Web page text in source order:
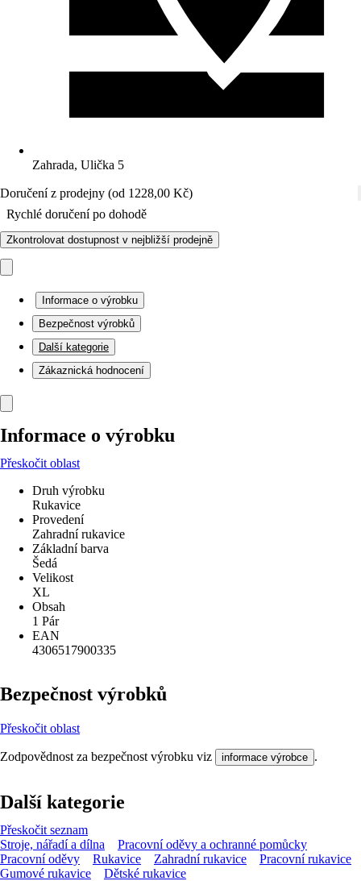
Zahrada, Ulička 5
Doručení z prodejny (od 1228,00 Kč)
Rychlé doručení po dohodě
Zkontrolovat dostupnost v nejbližší prodejně
Informace o výrobku
Bezpečnost výrobků
Další kategorie
Zákaznická hodnocení
Informace o výrobku
Přeskočit oblast
Druh výrobku
Rukavice
Provedení
Zahradní rukavice
Základní barva
Šedá
Velikost
XL
Obsah
1 Pár
EAN
4306517900335
Bezpečnost výrobků
Přeskočit oblast
Zodpovědnost za bezpečnost výrobku viz informace výrobce .
Další kategorie
Přeskočit seznam
Stroje, nářadí a dílna
Pracovní oděvy a ochranné pomůcky
Pracovní oděvy
Rukavice Zahradní rukavice
Pracovní rukavice
Gumové rukavice
Dětské rukavice